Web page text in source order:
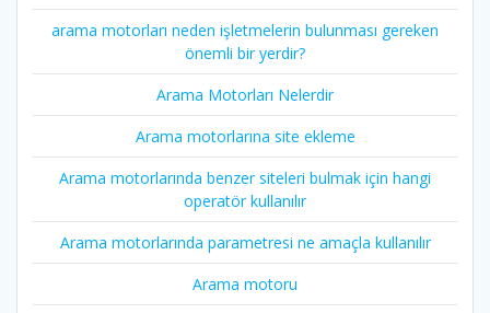
arama motorları neden işletmelerin bulunması gereken
önemli bir yerdir?
Arama Motorları Nelerdir
Arama motorlarına site ekleme
Arama motorlarında benzer siteleri bulmak için hangi
operatör kullanılır
Arama motorlarında parametresi ne amaçla kullanılır
Arama motoru